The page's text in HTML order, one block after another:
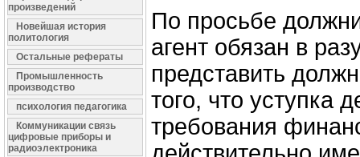
произведений
Новейшая история
политология
Остальные рефераты
Промышленность
производство
психология педагогика
Коммуникации связь
цифровые приборы и
радиоэлектроника
По просьбе
агент обязан в
представить
того, что уступка
требования